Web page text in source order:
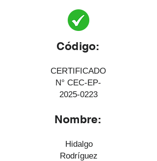
Código:
CERTIFICADO
N° CEC-EP-
2025-0223
Nombre:
Hidalgo
Rodríguez